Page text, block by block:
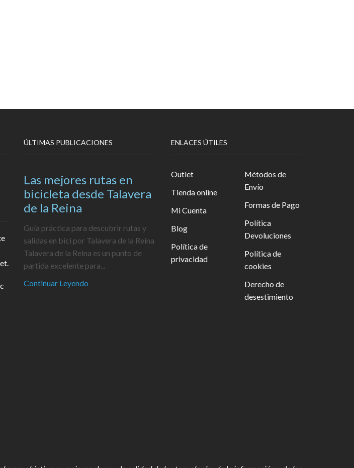
ÚLTIMAS PUBLICACIONES
Las mejores rutas en
bicicleta desde Talavera
de la Reina
Guía práctica para descubrir rutas y
salidas en bici por Talavera de la Reina
Talavera de la Reina es un punto de
partida excelente para...
Continuar Leyendo
ENLACES ÚTILES
Outlet
Tienda online
Mi Cuenta
Blog
Política de
privacidad
Métodos de
Envío
Formas de Pago
Política
Devoluciones
Política de
cookies
Derecho de
desestimiento